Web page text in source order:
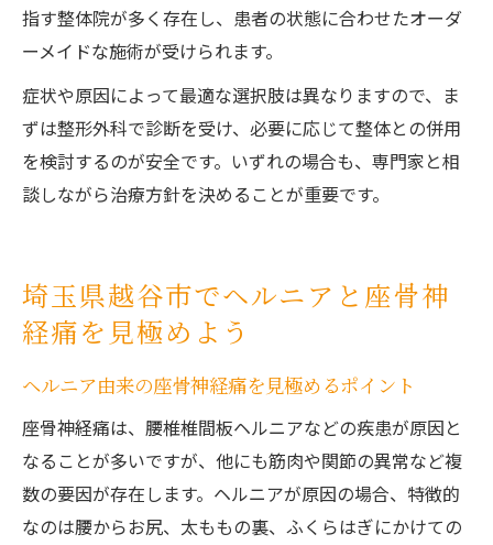
指す整体院が多く存在し、患者の状態に合わせたオーダ
ーメイドな施術が受けられます。
症状や原因によって最適な選択肢は異なりますので、ま
ずは整形外科で診断を受け、必要に応じて整体との併用
を検討するのが安全です。いずれの場合も、専門家と相
談しながら治療方針を決めることが重要です。
埼玉県越谷市でヘルニアと座骨神
経痛を見極めよう
ヘルニア由来の座骨神経痛を見極めるポイント
座骨神経痛は、腰椎椎間板ヘルニアなどの疾患が原因と
なることが多いですが、他にも筋肉や関節の異常など複
数の要因が存在します。ヘルニアが原因の場合、特徴的
なのは腰からお尻、太ももの裏、ふくらはぎにかけての